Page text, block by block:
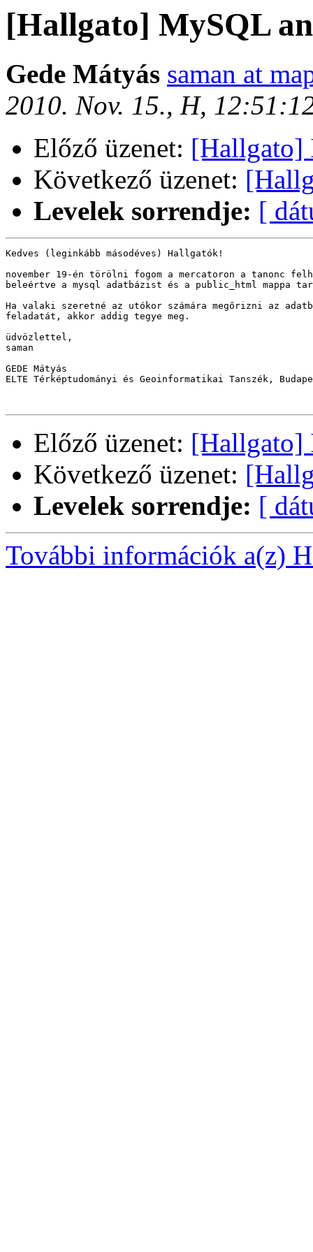
[Hallgato] MySQL
Gede Mátyás saman at
2010. Nov. 15., H,
Előző üzenet: [Hallgato]
Következő üzenet:
Levelek sorrendje: [
Kedves (leginkább másodéves) Hallgatók!
november 19-én törölni fogom a mercatoron a tanonc
beleértve a mysql adatbázist és a public_html mappa
Ha valaki szeretné az utókor számára megőrizni az
feladatát, akkor addig tegye meg.
üdvözlettel,
saman
GEDE Mátyás
ELTE Térképtudományi és Geoinformatikai Tanszék,
Előző üzenet: [Hallgato]
Következő üzenet:
Levelek sorrendje: [
További információk a(z)